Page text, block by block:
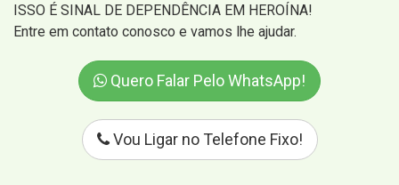
ISSO É SINAL DE DEPENDÊNCIA EM HEROÍNA!
Entre em contato conosco e vamos lhe ajudar.
Quero Falar Pelo WhatsApp!
Vou Ligar no Telefone Fixo!